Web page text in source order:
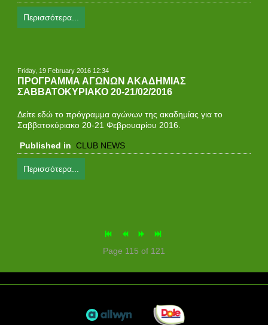
Περισσότερα...
Friday, 19 February 2016 12:34
ΠΡΟΓΡΑΜΜΑ ΑΓΩΝΩΝ ΑΚΑΔΗΜΙΑΣ
ΣΑΒΒΑΤΟΚΥΡΙΑΚΟ 20-21/02/2016
Δείτε εδώ το πρόγραμμα αγώνων της ακαδημίας για τo
Σαββατοκύριακο 20-21 Φεβρουαρίου 2016.
Published in CLUB NEWS
Περισσότερα...
Page 115 of 121